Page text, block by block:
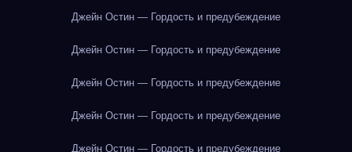
Джейн Остин — Гордость и предубеждение
Джейн Остин — Гордость и предубеждение
Джейн Остин — Гордость и предубеждение
Джейн Остин — Гордость и предубеждение
Джейн Остин — Гордость и предубеждение